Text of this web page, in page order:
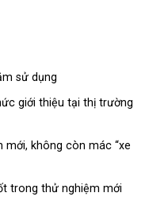
sử dụng
giới thiệu tại thị trường
mới, không còn mác “xe
trong thử nghiệm mới